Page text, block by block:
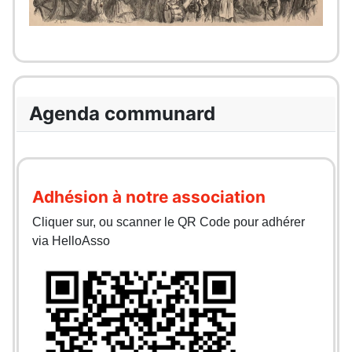
Agenda communard
Adhésion à notre association
Cliquer sur, ou scanner le QR Code pour adhérer
via HelloAsso